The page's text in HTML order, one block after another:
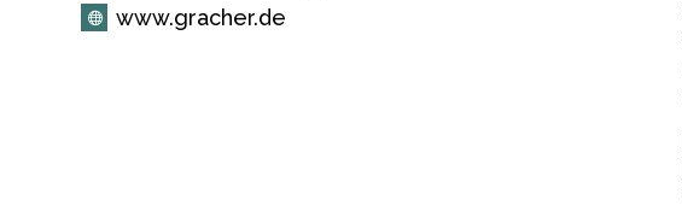
 www.gracher.de